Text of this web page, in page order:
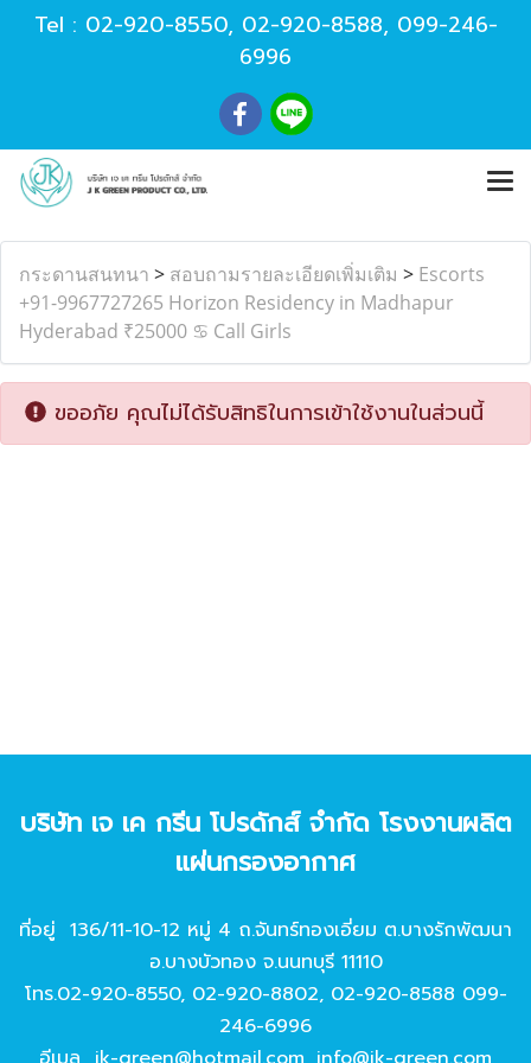
Tel : 02-920-8550, 02-920-8588, 099-246-
6996
กระดานสนทนา > สอบถามรายละเอียดเพิ่มเติม > Escorts
+91-9967727265 Horizon Residency in Madhapur
Hyderabad ₹25000 ♋ Call Girls
ขออภัย คุณไม่ได้รับสิทธิในการเข้าใช้งานในส่วนนี้
บริษัท เจ เค กรีน โปรดักส์ จํากัด โรงงานผลิต
แผ่นกรองอากาศ
ที่อยู่ 136/11-10-12 หมู่ 4 ถ.จันทร์ทองเอี่ยม ต.บางรักพัฒนา
อ.บางบัวทอง จ.นนทบุรี 11110
โทร.02-920-8550, 02-920-8802, 02-920-8588 099-
246-6996